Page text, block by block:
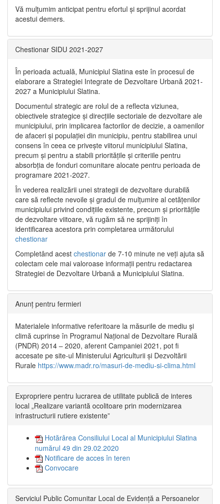
Vă mulţumim anticipat pentru efortul şi sprijinul acordat
acestui demers.
Chestionar SIDU 2021-2027
În perioada actuală, Municipiul Slatina este în procesul de
elaborare a Strategiei Integrate de Dezvoltare Urbană 2021‐
2027 a Municipiului Slatina.
Documentul strategic are rolul de a reflecta viziunea,
obiectivele strategice și direcțiile sectoriale de dezvoltare ale
municipiului, prin implicarea factorilor de decizie, a oamenilor
de afaceri și populației din municipiu, pentru stabilirea unui
consens în ceea ce privește viitorul municipiului Slatina,
precum și pentru a stabili prioritățile și criteriile pentru
absorbția de fonduri comunitare alocate pentru perioada de
programare 2021-2027.
În vederea realizării unei strategii de dezvoltare durabilă
care să reflecte nevoile și gradul de mulțumire al cetățenilor
municipiului privind condițiile existente, precum și prioritățile
de dezvoltare viitoare, vă rugăm să ne sprijiniți în
identificarea acestora prin completarea următorului
chestionar
Completând acest chestionar de 7-10 minute ne veți ajuta să
colectam cele mai valoroase informații pentru redactarea
Strategiei de Dezvoltare Urbană a Municipiului Slatina.
Anunț pentru fermieri
Materialele informative referitoare la măsurile de mediu și
climă cuprinse în Programul Național de Dezvoltare Rurală
(PNDR) 2014 – 2020, aferent Campaniei 2021, pot fi
accesate pe site-ul Ministerului Agriculturii și Dezvoltării
Rurale https://www.madr.ro/masuri-de-mediu-si-clima.html
Expropriere pentru lucrarea de utilitate publică de interes
local „Realizare variantă ocolitoare prin modernizarea
infrastructurii rutiere existente”
Hotărârea Consiliului Local al Municipiului Slatina
numărul 49 din 29.02.2020
Notificare de acces în teren
Convocare
Serviciul Public Comunitar Local de Evidență a Persoanelor